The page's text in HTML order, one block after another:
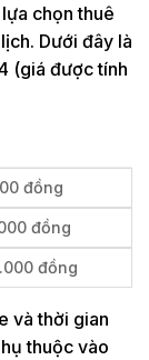
chọn thuê
Dưới đây là
(giá được tính
đồng
đồng
đồng
và thời gian
thuộc vào